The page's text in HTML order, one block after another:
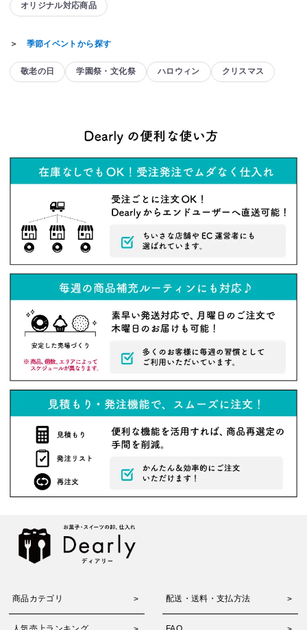
オリジナル対応商品
＞ 季節イベントから探す
敬老の日 学園祭・文化祭 ハロウィン クリスマス
商品カテゴリ 配送・送料・支払方法